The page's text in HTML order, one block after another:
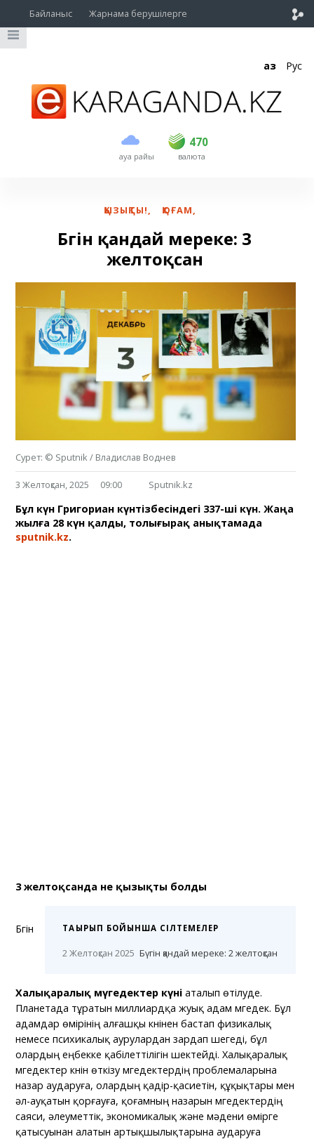
Байланыс Жарнама берушілерге
Қаз Рус
ауа райы
470
USD 468.5 470
EUR валюта
ҚЫЗЫҚТЫ!, ҚОҒАМ,
Бүгін қандай мереке: 3
желтоқсан
Сурет: © Sputnik / Владислав Воднев
3 Желтоқсан, 2025 09:00 Sputnik.kz
Бұл күн Григориан күнтізбесіндегі 337-ші күн. Жаңа
жылға 28 күн қалды, толығырақ анықтамада
sputnik.kz.
3 желтоқсанда не қызықты болды
ТАҚЫРЫП БОЙЫНША СІЛТЕМЕЛЕР
2 Желтоқсан 2025 Бүгін қандай мереке: 2 желтоқсан
Бүгін
Халықаралық мүгедектер күні аталып өтілуде.
Планетада тұратын миллиардқа жуық адам мүгедек. Бұл
адамдар өмірінің алғашқы күнінен бастап физикалық
немесе психикалық аурулардан зардап шегеді, бұл
олардың еңбекке қабілеттілігін шектейді. Халықаралық
мүгедектер күнін өткізу мүгедектердің проблемаларына
назар аударуға, олардың қадір-қасиетін, құқықтары мен
әл-ауқатын қорғауға, қоғамның назарын мүгедектердің
саяси, әлеуметтік, экономикалық және мәдени өмірге
қатысуынан алатын артықшылықтарына аударуға